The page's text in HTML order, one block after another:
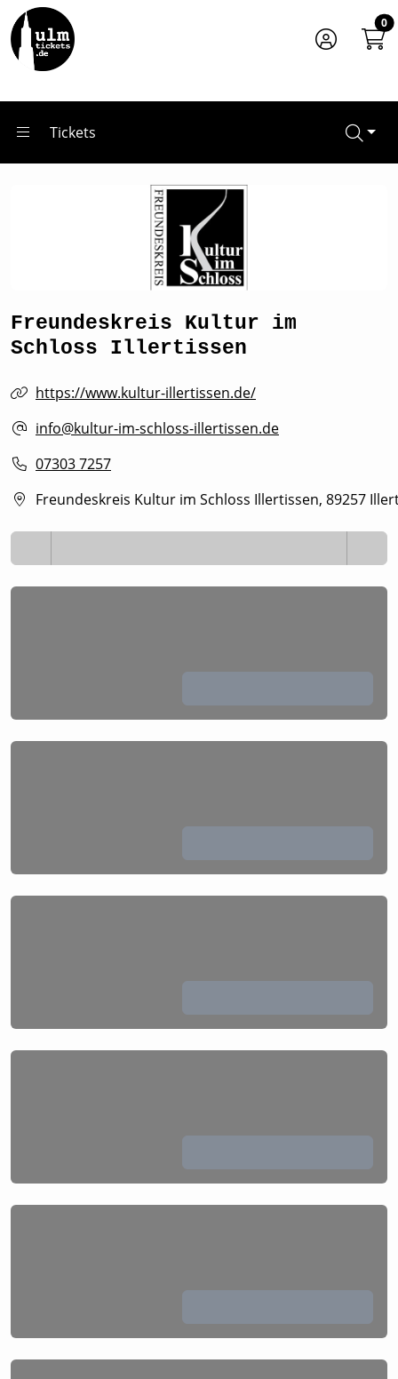
Zum Hauptinhalt springen 0
Tickets
Startseite
Veranstalter*innen
Freundeskreis Kultur im Schloss Illertissen
Freundeskreis Kultur im
Schloss Illertissen
https://www.kultur-illertissen.de/
info@kultur-im-schloss-illertissen.de
07303 7257
Freundeskreis Kultur im Schloss Illertissen, 89257
Lädt ...
Lädt ...